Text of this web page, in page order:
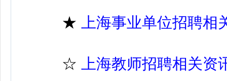
★ 上海事业单位招聘相
☆ 上海教师招聘相关资